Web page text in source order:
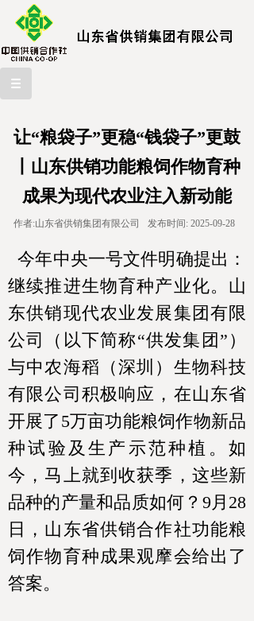
让“粮袋子”更稳“钱袋子”更鼓
丨山东供销功能粮饲作物育种
成果为现代农业注入新动能
作者:山东省供销集团有限公司 发布时间: 2025-09-28
今年中央一号文件明确提出：
继续推进生物育种产业化。山
东供销现代农业发展集团有限
公司（以下简称“供发集团”）
与中农海稻（深圳）生物科技
有限公司积极响应，在山东省
开展了5万亩功能粮饲作物新品
种试验及生产示范种植。如
今，马上就到收获季，这些新
品种的产量和品质如何？9月28
日，山东省供销合作社功能粮
饲作物育种成果观摩会给出了
答案。